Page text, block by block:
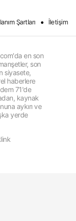
Şartları • İletişim
en son
son
siyasete,
haberlere
71'de
kaynak
aykırı ve
yerde